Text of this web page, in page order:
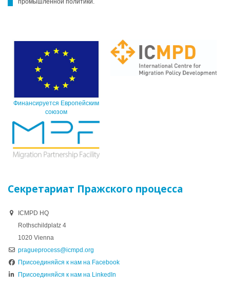
промышленной политики.
Финансируется Европейским
союзом
Секретариат Пражского процесса
ICMPD HQ
Rothschildplatz 4
1020 Vienna
pragueprocess@icmpd.org
Присоединяйся к нам на Facebook
Присоединяйся к нам на LinkedIn